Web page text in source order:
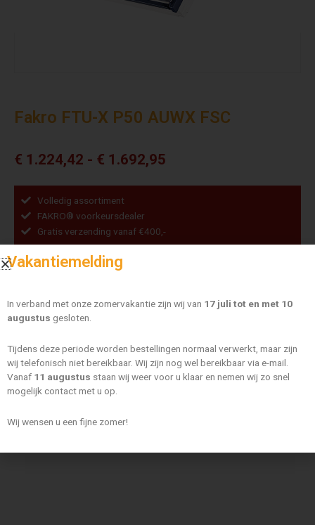
Fakro FTU-X P50 AUWX FSC
€ 1.224,42 - € 1.692,95
tot
Volledig assortiment
FAKRO® voorkeursdealer
Gratis verzending vanaf €400,-
Maat
WISSEN
Fakro FTU-X P50 AUWX FSC 02 55×98
€1.224,42
Fakro
FTU-
P50
AUWX
aantal
Vakantiemelding
In verband met onze zomervakantie zijn wij van 17 juli tot en met 10
augustus gesloten.
Tijdens deze periode worden bestellingen normaal verwerkt, maar zijn
wij telefonisch niet bereikbaar. Wij zijn nog wel bereikbaar via e-mail.
Vanaf 11 augustus staan wij weer voor u klaar en nemen wij zo snel
mogelijk contact met u op.
Wij wensen u een fijne zomer!